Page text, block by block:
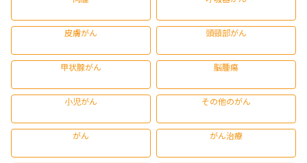
皮膚がん 頭頸部がん
甲状腺がん 脳腫瘍
小児がん その他のがん
がん がん治療